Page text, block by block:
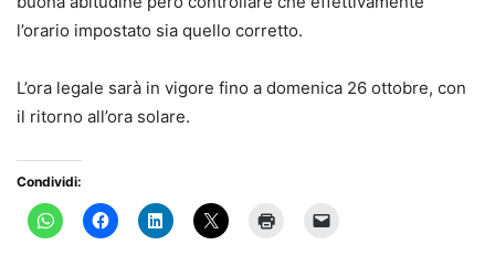
l’orario impostato sia quello corretto.
L’ora legale sarà in vigore fino a domenica 26 ottobre, con
il ritorno all’ora solare.
Condividi: